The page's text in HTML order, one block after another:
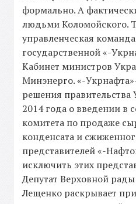
формально. А
людьми Коломойского.
управленческая
государственной «-
Кабинет министров
Минэнерго. «-
решения правительства
2014 года о введении в
комитета по продаже
конденсата и
представителей «-
исключить этих
Депутат Верховной
Лещенко раскрывает